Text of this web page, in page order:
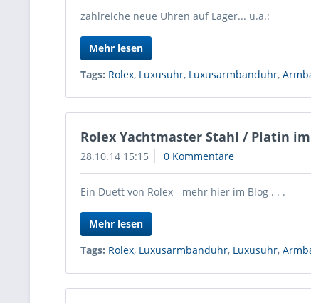
zahlreiche neue Uhren auf Lager... u.a.:
Mehr lesen
Tags: Rolex, Luxusuhr, Luxusarmbanduhr,
Rolex Yachtmaster Stahl / Platin
28.10.14 15:15 0 Kommentare
Ein Duett von Rolex - mehr hier im Blog . . .
Mehr lesen
Tags: Rolex, Luxusarmbanduhr, Luxusuhr,